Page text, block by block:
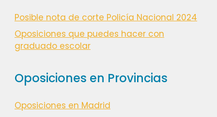
Posible nota de corte Policía Nacional 2024
Oposiciones que puedes hacer con
graduado escolar
Oposiciones en Provincias
Oposiciones en Madrid